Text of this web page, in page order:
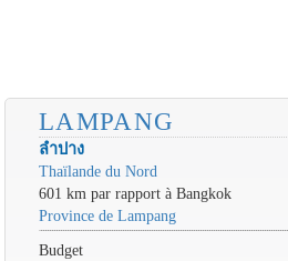
LAMPANG
ลำปาง
Thaïlande du Nord
601 km par rapport à Bangkok
Province de Lampang
Budget